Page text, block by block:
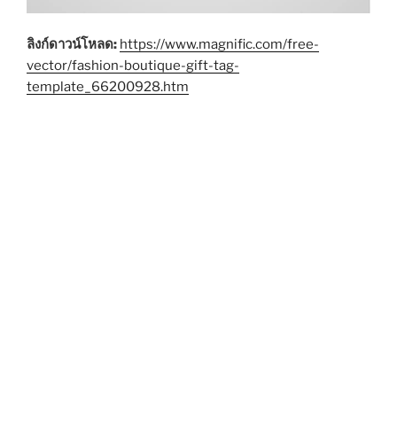
ลิงก์ดาวน์โหลด: https://www.magnific.com/free-
vector/fashion-boutique-gift-tag-
template_66200928.htm